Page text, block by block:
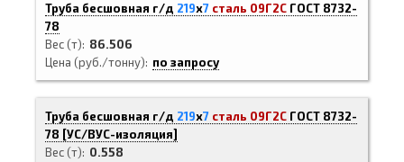
Труба бесшовная г/д 219х7 сталь 09Г2С ГОСТ 8732-
78
Вес (т)
86.506
Цена (руб./тонну)
по запросу
Труба бесшовная г/д 219х7 сталь 09Г2С ГОСТ 8732-
78 [УС/ВУС-изоляция]
Вес (т)
0.558